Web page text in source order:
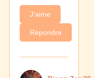
J'aime
Répondre